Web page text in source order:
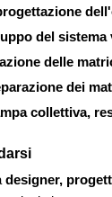
del
delle
dei
collettiva,
designer,